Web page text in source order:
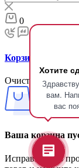
Хотите
вам.
вас
0
Корзина
Очистить корзину
Ваша корзина
Исправить это